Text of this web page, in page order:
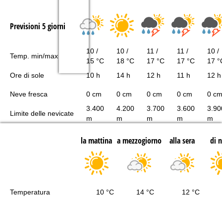
Previsioni 5 giorni
Temp. min/max
10 /
15 °C
10 /
18 °C
11 /
17 °C
11 /
17 °C
10 /
17
Ore di sole
10 h 14 h 12 h 11 h 12 h
Neve fresca 0 cm 0 cm 0 cm 0 cm 0 cm
Limite delle nevicate
3.400
m
4.200
m
3.700
m
3.600
m
m
la mattina a mezzogiorno alla sera di
Temperatura 10 °C 14 °C 12 °C